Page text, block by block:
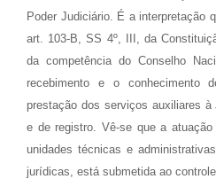
Poder Judiciário. É a interpretação
art. 103-B, SS 4º, III, da
da competência do Conselho
recebimento e o conhecimento
prestação dos serviços auxiliares
e de registro. Vê-se que a
unidades técnicas e
jurídicas, está submetida ao